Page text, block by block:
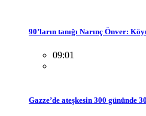
90’ların tanığı Narınç Önver:
09:01
Gazze’de ateşkesin 300 gününde